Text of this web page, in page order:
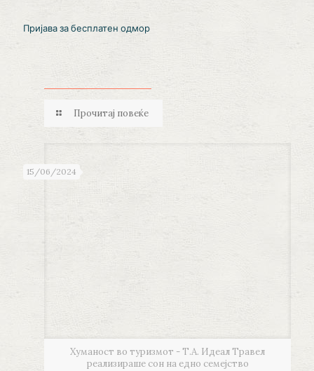
Пријава за бесплатен одмор
Прочитај повеќе
Хуманост во туризмот - Т.А. Идеал Травел
реализираше сон на едно семејство
15/06/2024